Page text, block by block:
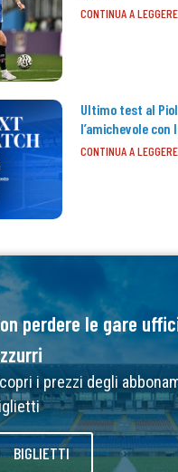
CONTINUA A LEGGERE
Ultimo test al
l’amichevole con
CONTINUA A LEGGERE
perdere le gare
i prezzi degli
BIGLIETTI